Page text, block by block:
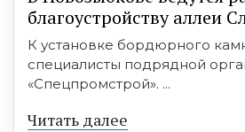
благоустройству аллеи
К установке бордюрного
специалисты подрядной
«Спецпромстрой». ...
Читать далее